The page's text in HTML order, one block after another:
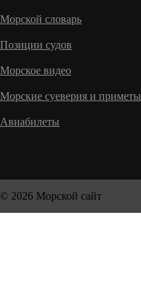
Морской словарь
Позиции судов
Морское видео
Морские суеверия и приметы
Авиабилеты
© 2026 Морской сайт